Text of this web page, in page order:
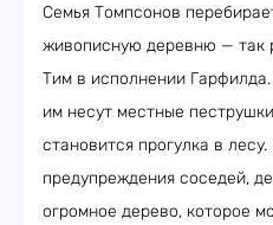
Семья Томпсонов
живописную деревню — так
Тим в исполнении
им несут местные
становится прогулка в
предупреждения соседей,
огромное дерево, которое